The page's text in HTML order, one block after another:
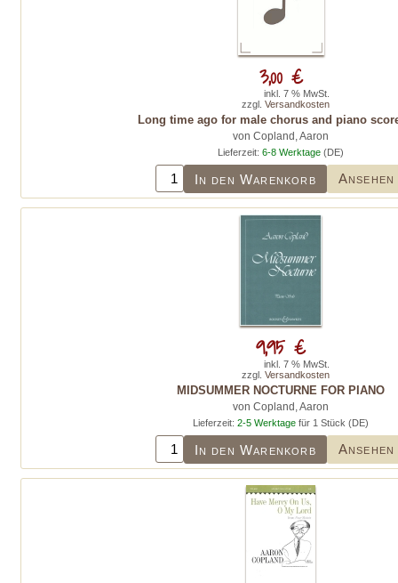
Long time ago for male chorus and piano
von Copland, Aaron
Lieferzeit: 6-8 Werktage (DE)
In den Warenkorb Ansehen
3,00 €
inkl. 7 % MwSt.
zzgl. Versandkosten
MIDSUMMER NOCTURNE FOR PIANO
von Copland, Aaron
Lieferzeit: 2-5 Werktagefür 1 Stück (DE)
In den Warenkorb Ansehen
9,95 €
inkl. 7 % MwSt.
zzgl. Versandkosten